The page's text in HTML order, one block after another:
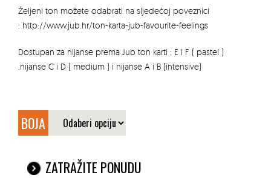
Željeni ton možete odabrati na sljedećoj poveznici
: http://www.jub.hr/ton-karta-jub-favourite-feelings
Dostupan za nijanse prema Jub ton karti : E i F ( pastel )
,nijanse C i D ( medium ) i nijanse A i B (intensive)
BOJA
ZATRAŽITE PONUDU